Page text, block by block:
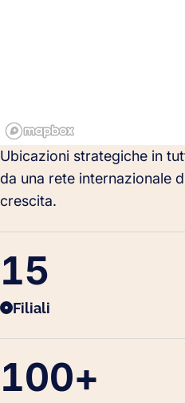
Ubicazioni strategiche in
da una rete internazionale
crescita.
15
Filiali
100+